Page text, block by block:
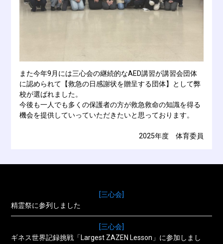
また今年9月には三心会の継続的なAED講習が講習会団体
に認められて【救急の日感謝状を贈呈する団体】として弊
校が選ばれました。
今後も一人でも多くの保護者の方が救急救命の知識を得る
機会を提供していっていただきたいと思っております。
2025年度 体育委員
[三心会]
精霊祭に参列しました
[三心会]
ギネス世界記録挑戦「Largest ZAZEN Lesson」に参加しまし